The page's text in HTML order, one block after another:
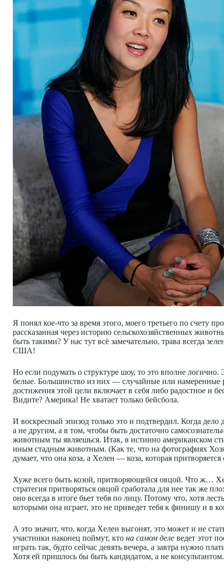
Я понял кое-что за время этого, моего третьего по счету
рассказанная через историю сельскохозяйственных
быть такими? У нас тут всё замечательно, трава всегда
США!
Но если подумать о структуре шоу, то это вполне
белые. Большинство из них — случайные или намеренные
достижения этой цели включает в себя либо радостное и
Видите? Америка! Не хватает только бейсбола.
И воскресный эпизод только это и подтвердил. Когда дело
а не другим, а в том, чтобы быть достаточно
животным ты являешься. Итак, в истинно американском
иным стадным животным. (Как те, что на фотографиях
думает, что она коза, а Хелен — коза, которая
Хуже всего быть козой, притворяющейся овцой. Что ж…
стратегия притворяться овцой сработала для нее так же
оно всегда в итоге бьет тебя по лицу. Потому что, хотя
которыми она играет, это не приведет тебя к финишу и в
А это значит, что, когда Хелен выгонят, это может и не
участники наконец поймут, кто на самом деле ведет этот
играть так, будто сейчас девять вечера, а завтра нужно
Хотя ей пришлось бы быть кандидатом, а не